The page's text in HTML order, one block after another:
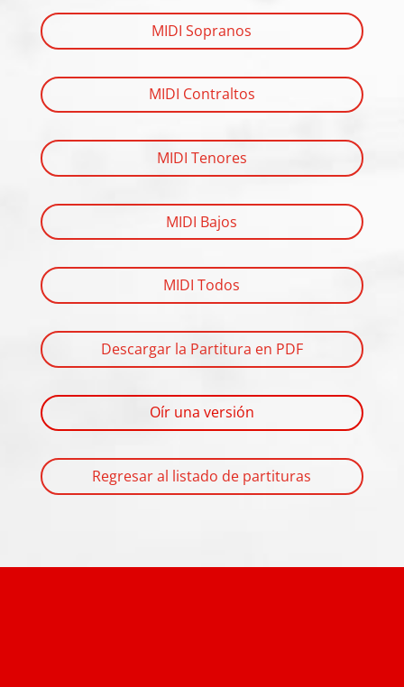
MIDI Sopranos
MIDI Contraltos
MIDI Tenores
MIDI Bajos
MIDI Todos
Descargar la Partitura en PDF
Oír una versión
Regresar al listado de partituras